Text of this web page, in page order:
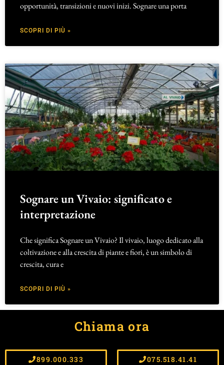
opportunità, transizioni e nuovi inizi. Sognare una porta
SCOPRI DI PIÙ »
Sognare un Vivaio: significato e
interpretazione
Che significa Sognare un Vivaio? Il vivaio, luogo dedicato alla
coltivazione e alla crescita di piante e fiori, è un simbolo di
crescita, cura e
SCOPRI DI PIÙ »
Chiama ora
899.000.333 075.518.41.41